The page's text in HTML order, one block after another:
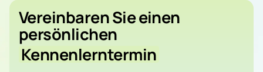
Vereinbaren Sie einen
persönlichen
Kennenlerntermin